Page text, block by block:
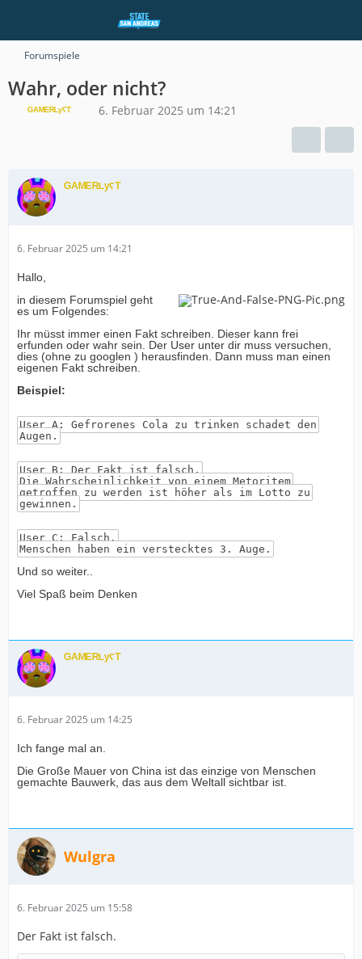
Forumspiele
Wahr, oder nicht?
ᴳᴬᴹᴱᴿᴸʸˁᵀ 6. Februar 2025 um 14:21
ᴳᴬᴹᴱᴿᴸʸˁᵀ
6. Februar 2025 um 14:21
Hallo,
in diesem Forumspiel geht
es um Folgendes:
Ihr müsst immer einen Fakt schreiben. Dieser kann frei
erfunden oder wahr sein. Der User unter dir muss versuchen,
dies (ohne zu googlen ) herausfinden. Dann muss man einen
eigenen Fakt schreiben.
Beispiel:
User A: Gefrorenes Cola zu trinken schadet den
Augen.
User B: Der Fakt ist falsch.
Die Wahrscheinlichkeit von einem Metoritem
getroffen zu werden ist höher als im Lotto zu
gewinnen.
User C: Falsch.
Menschen haben ein verstecktes 3. Auge.
Und so weiter..
Viel Spaß beim Denken
ᴳᴬᴹᴱᴿᴸʸˁᵀ
6. Februar 2025 um 14:25
Ich fange mal an.
Die Große Mauer von China ist das einzige von Menschen
gemachte Bauwerk, das aus dem Weltall sichtbar ist.
Wulgra
6. Februar 2025 um 15:58
Der Fakt ist falsch.